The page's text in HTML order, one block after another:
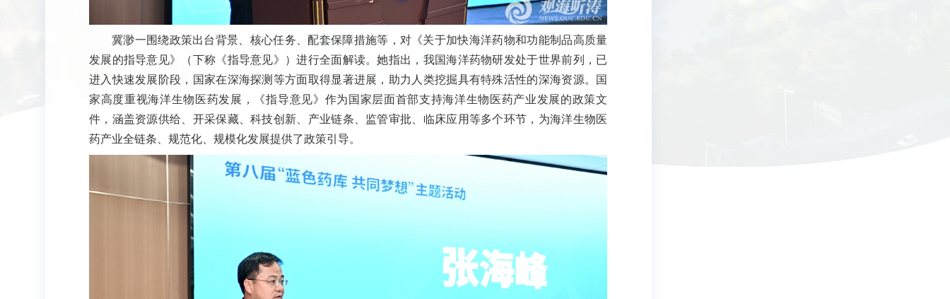
冀渺一围绕政策出台背景、核心任务、配套保障措施等，对《关于加快海洋药物和功能制品高质量
发展的指导意见》（下称《指导意见》）进行全面解读。她指出，我国海洋药物研发处于世界前列，已
进入快速发展阶段，国家在深海探测等方面取得显著进展，助力人类挖掘具有特殊活性的深海资源。国
家高度重视海洋生物医药发展，《指导意见》作为国家层面首部支持海洋生物医药产业发展的政策文
件，涵盖资源供给、开采保藏、科技创新、产业链条、监管审批、临床应用等多个环节，为海洋生物医
药产业全链条、规范化、规模化发展提供了政策引导。